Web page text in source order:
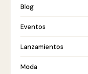
Blog
Eventos
Lanzamientos
Moda